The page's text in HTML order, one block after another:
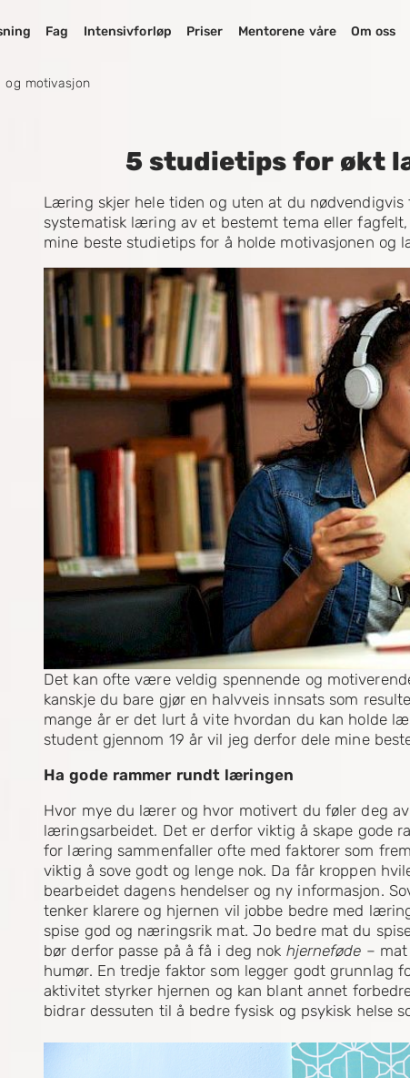
Fag Intensivforløp Priser Mentorene våre Om oss
motivasjon
5 studietips for økt
Læring skjer hele tiden og uten at du
systematisk læring av et bestemt tema eller
mine beste studietips for å holde motivasjonen og
Det kan ofte være veldig spennende og
kanskje du bare gjør en halvveis innsats som
mange år er det lurt å vite hvordan du kan holde
student gjennom 19 år vil jeg derfor dele mine
Ha gode rammer rundt læringen
Hvor mye du lærer og hvor motivert du føler deg
læringsarbeidet. Det er derfor viktig å skape gode
for læring sammenfaller ofte med faktorer som
viktig å sove godt og lenge nok. Da får kroppen
bearbeidet dagens hendelser og ny informasjon.
tenker klarere og hjernen vil jobbe bedre med
spise god og næringsrik mat. Jo bedre mat du
bør derfor passe på å få i deg nok hjerneføde –
humør. En tredje faktor som legger godt
aktivitet styrker hjernen og kan blant annet
bidrar dessuten til å bedre fysisk og psykisk helse